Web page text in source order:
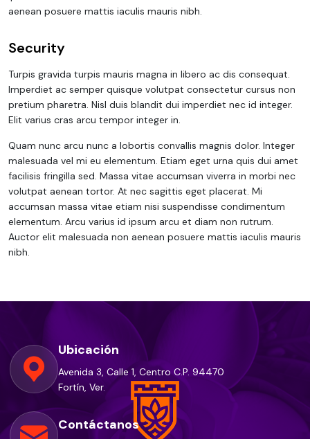
aenean posuere mattis iaculis mauris nibh.
Security
Turpis gravida turpis mauris magna in libero ac dis consequat.
Imperdiet ac semper quisque volutpat consectetur cursus non
pretium pharetra. Nisl duis blandit dui imperdiet nec id integer.
Elit varius cras arcu tempor integer in.
Quam nunc arcu nunc a lobortis convallis magnis dolor. Integer
malesuada vel mi eu elementum. Etiam eget urna quis dui amet
facilisis fringilla sed. Massa vitae accumsan viverra in morbi nec
volutpat aenean tortor. At nec sagittis eget placerat. Mi
accumsan massa vitae etiam nisi suspendisse condimentum
elementum. Arcu varius id ipsum arcu et diam non rutrum.
Auctor elit malesuada non aenean posuere mattis iaculis mauris
nibh.
Ubicación
Avenida 3, Calle 1, Centro C.P. 94470
Fortín, Ver.
Contáctanos